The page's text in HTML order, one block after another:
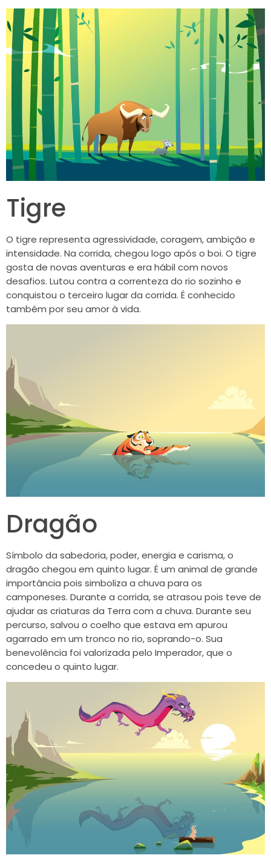
Tigre
O tigre representa agressividade, coragem, ambição e
intensidade. Na corrida, chegou logo após o boi. O tigre
gosta de novas aventuras e era hábil com novos
desafios. Lutou contra a correnteza do rio sozinho e
conquistou o terceiro lugar da corrida. É conhecido
também por seu amor à vida.
Dragão
Símbolo da sabedoria, poder, energia e carisma, o
dragão chegou em quinto lugar. É um animal de grande
importância pois simboliza a chuva para os
camponeses. Durante a corrida, se atrasou pois teve de
ajudar as criaturas da Terra com a chuva. Durante seu
percurso, salvou o coelho que estava em apurou
agarrado em um tronco no rio, soprando-o. Sua
benevolência foi valorizada pelo Imperador, que o
concedeu o quinto lugar.